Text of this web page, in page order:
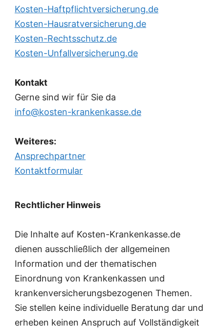
Kosten-Haftpflichtversicherung.de
Kosten-Hausratversicherung.de
Kosten-Rechtsschutz.de
Kosten-Unfallversicherung.de
Kontakt
Gerne sind wir für Sie da
info@kosten-krankenkasse.de
Weiteres:
Ansprechpartner
Kontaktformular
Rechtlicher Hinweis
Die Inhalte auf Kosten-Krankenkasse.de
dienen ausschließlich der allgemeinen
Information und der thematischen
Einordnung von Krankenkassen und
krankenversicherungsbezogenen Themen.
Sie stellen keine individuelle Beratung dar und
erheben keinen Anspruch auf Vollständigkeit